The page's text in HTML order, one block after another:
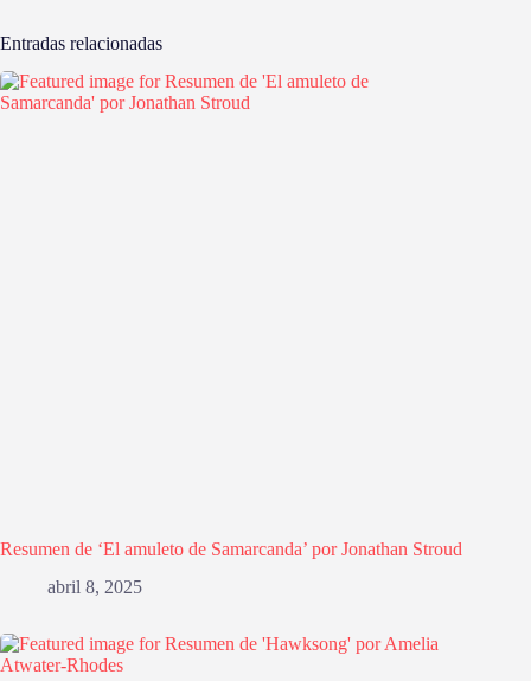
Entradas relacionadas
Resumen de ‘El amuleto de Samarcanda’ por Jonathan Stroud
abril 8, 2025